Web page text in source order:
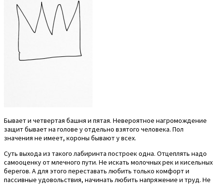
Бывает и четвертая башня и пятая. Невероятное нагромождение
защит бывает на голове у отдельно взятого человека. Пол
значения не имеет, короны бывают у всех.
Суть выхода из такого лабиринта построек одна. Отцеплять надо
самооценку от млечного пути. Не искать молочных рек и кисельных
берегов. А для этого переставать любить только комфорт и
пассивные удовольствия, начинать любить напряжение и труд. Не